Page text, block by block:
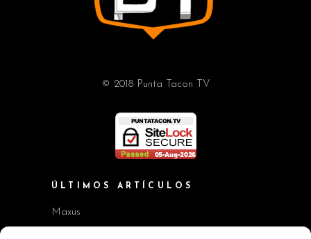
© 2018 Punta Tacon TV
ÚLTIMOS ARTÍCULOS
Maxus